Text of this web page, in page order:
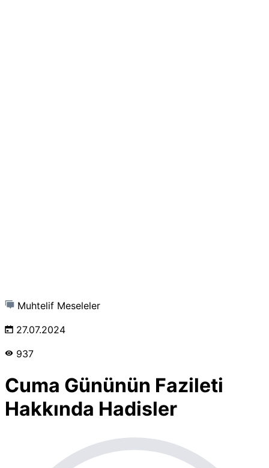
Muhtelif Meseleler
27.07.2024
937
Cuma Gününün Fazileti
Hakkında Hadisler